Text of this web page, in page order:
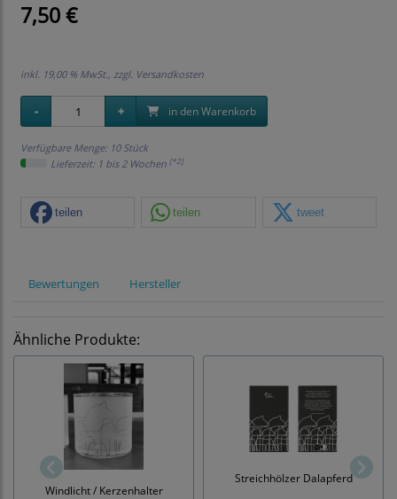
7,50 €
inkl. 19,00 % MwSt., zzgl. Versandkosten
in den Warenkorb
Verfügbare Menge: 10 Stück
Lieferzeit: 1 bis 2 Wochen [*2]
teilen teilen tweet
Bewertungen Hersteller
Ähnliche Produkte:
Windlicht / Kerzenhalter
Streichhölzer Dalapferd